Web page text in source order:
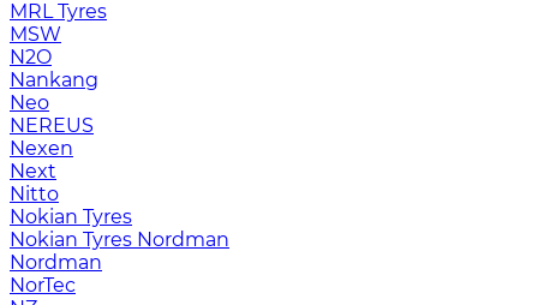
MRL Tyres
MSW
N2O
Nankang
Neo
NEREUS
Nexen
Next
Nitto
Nokian Tyres
Nokian Tyres Nordman
Nordman
NorTec